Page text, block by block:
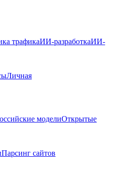
трафикаИИ-разработкаИИ-
Личная
моделиОткрытые
Парсинг сайтов